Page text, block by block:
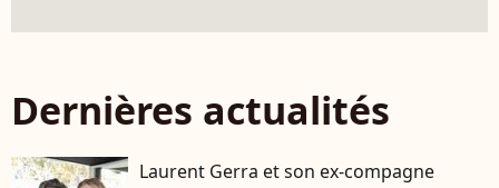
Dernières actualités
Laurent Gerra et son ex-compagne